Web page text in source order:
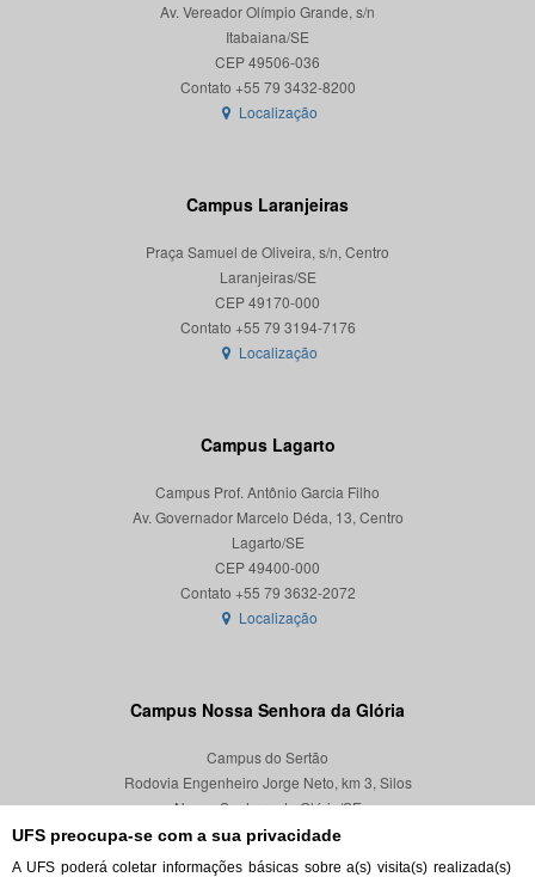
UFS preocupa-se com a sua privacidade
A UFS poderá coletar informações básicas sobre a(s) visita(s) realizada(s)
Av. Vereador Olímpio Grande, s/n
Itabaiana/SE
CEP 49506-036
Localização
Campus Laranjeiras
Praça Samuel de Oliveira, s/n, Centro
Laranjeiras/SE
CEP 49170-000
Localização
Campus Lagarto
Campus Prof. Antônio Garcia Filho
Av. Governador Marcelo Déda, 13, Centro
Lagarto/SE
CEP 49400-000
Localização
Campus Nossa Senhora da Glória
Campus do Sertão
Rodovia Engenheiro Jorge Neto, km 3, Silos
Nossa Senhora da Glória/SE
CEP 49680-000